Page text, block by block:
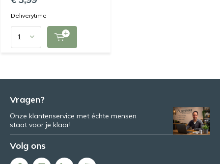
Deliverytime
Vragen?
Onze klantenservice met échte mensen
staat voor je klaar!
Volg ons